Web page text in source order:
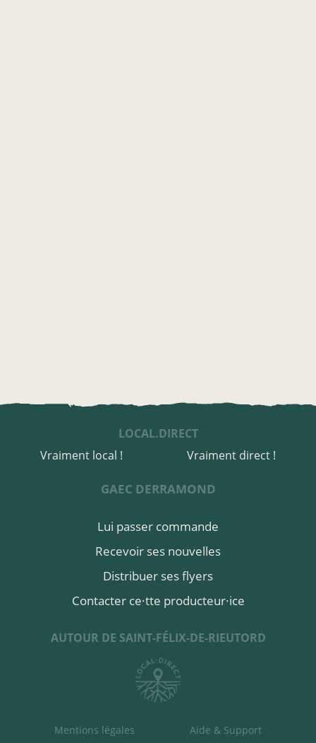
LOCAL.DIRECT
Vraiment local !
Vraiment direct !
GAEC DERRAMOND
Lui passer commande
Recevoir ses nouvelles
Distribuer ses flyers
Contacter ce·tte producteur·ice
AUTOUR DE SAINT-FÉLIX-DE-RIEUTORD
Mentions légales Aide & Support